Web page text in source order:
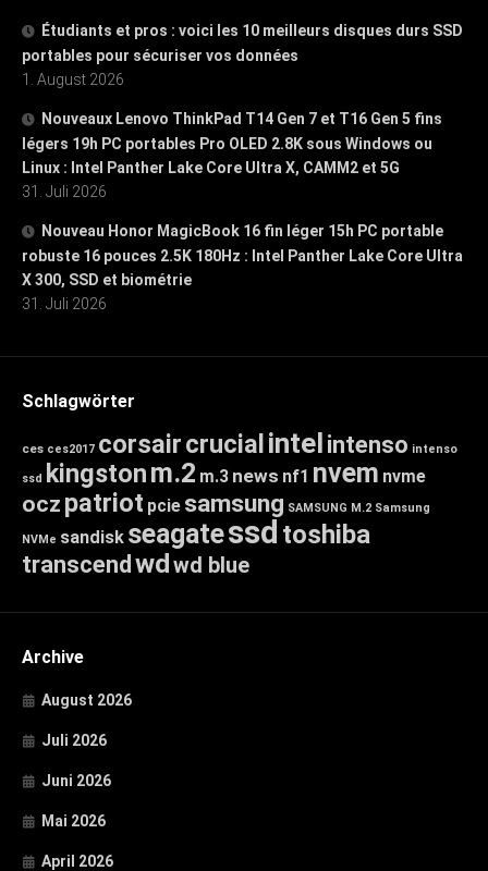
Étudiants et pros : voici les 10 meilleurs disques durs SSD
portables pour sécuriser vos données
1. August 2026
Nouveaux Lenovo ThinkPad T14 Gen 7 et T16 Gen 5 fins
légers 19h PC portables Pro OLED 2.8K sous Windows ou
Linux : Intel Panther Lake Core Ultra X, CAMM2 et 5G
31. Juli 2026
Nouveau Honor MagicBook 16 fin léger 15h PC portable
robuste 16 pouces 2.5K 180Hz : Intel Panther Lake Core Ultra
X 300, SSD et biométrie
31. Juli 2026
Schlagwörter
ces ces2017 corsaircrucial intel intenso intenso
ssd kingstonm.2 m.3 news nf1 nvem nvme
ocz patriot pcie samsung SAMSUNG M.2 Samsung
NVMe sandisk seagatessd toshiba
transcend wdwd blue
Archive
August 2026
Juli 2026
Juni 2026
Mai 2026
April 2026